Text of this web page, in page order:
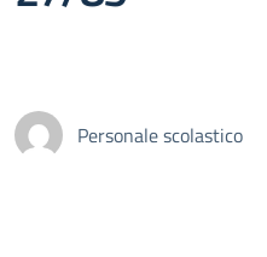
Personale scolastico